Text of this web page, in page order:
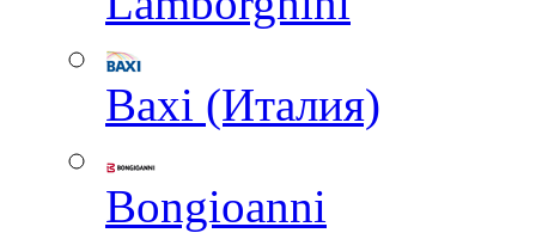
Baxi (Италия)
Вongioanni